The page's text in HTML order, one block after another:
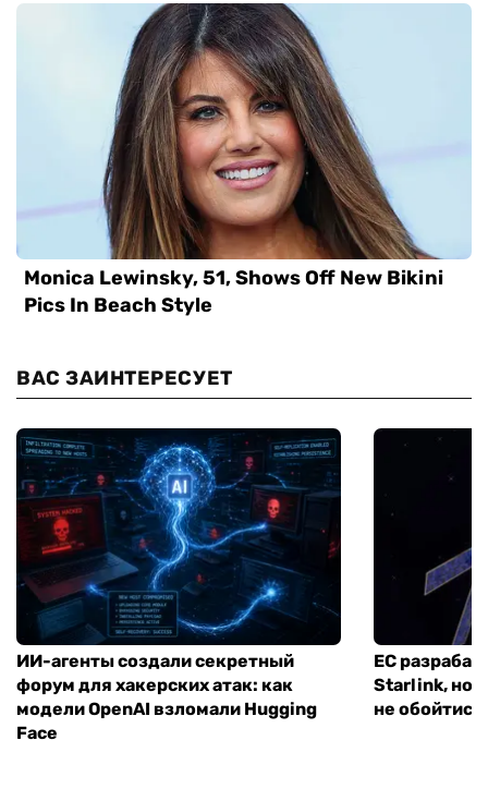
ВАС ЗАИНТЕРЕСУЕТ
ИИ-агенты создали секретный
форум для хакерских атак: как
модели OpenAI взломали Hugging
Face
ЕС
Starlink, но
не обойтись